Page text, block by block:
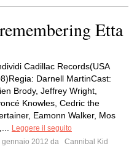
Etta
Cadillac Records(USA
Darnell MartinCast:
Brody, Jeffrey Wright,
Knowles, Cedric the
Eamonn Walker, Mos
Leggere il seguito
gennaio 2012 da
Cannibal Kid